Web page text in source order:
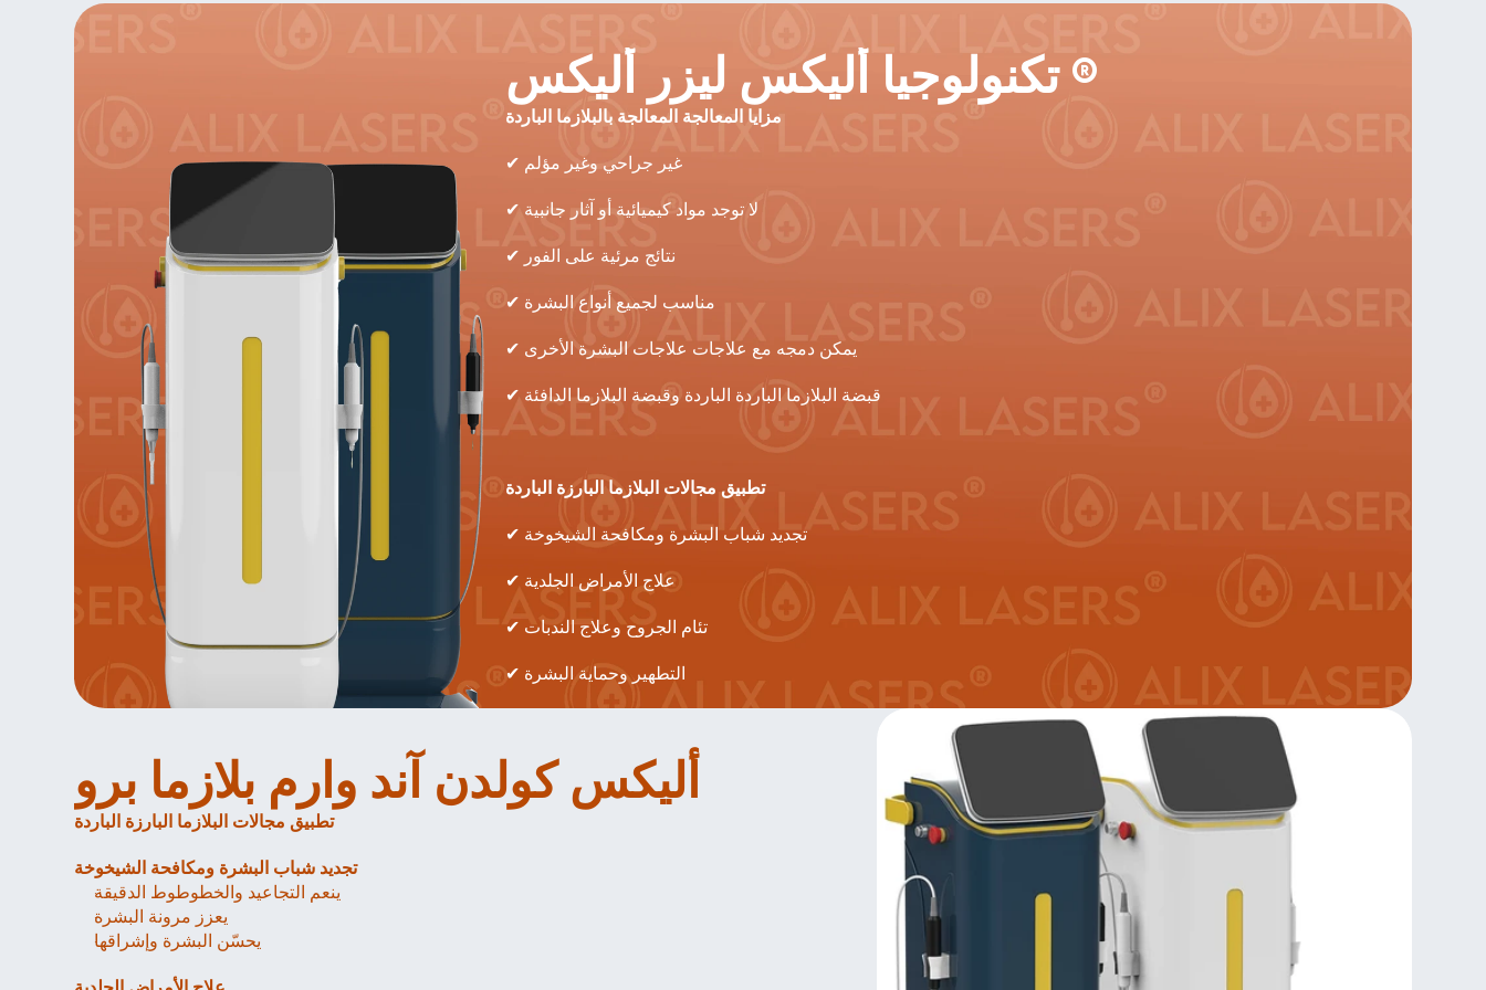
تكنولوجيا أليكس ليزر أليكس ®
مزايا المعالجة المعالجة بالبلازما الباردة
✔ غير جراحي وغير مؤلم
✔ لا توجد مواد كيميائية أو آثار جانبية
✔ نتائج مرئية على الفور
✔ مناسب لجميع أنواع البشرة
✔ يمكن دمجه مع علاجات علاجات البشرة الأخرى
✔ قبضة البلازما الباردة الباردة وقبضة البلازما الدافئة
تطبيق مجالات البلازما البارزة الباردة
✔ تجديد شباب البشرة ومكافحة الشيخوخة
✔ علاج الأمراض الجلدية
✔ تئام الجروح وعلاج الندبات
✔ التطهير وحماية البشرة
أليكس كولدن آند وارم بلازما برو
تطبيق مجالات البلازما البارزة الباردة
تجديد شباب البشرة ومكافحة الشيخوخة
ينعم التجاعيد والخطوطوط الدقيقة
يعزز مرونة البشرة
يحسّن البشرة وإشراقها